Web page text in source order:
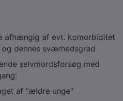
afhængig af evt. komorbiditet
dennes sværhedsgrad
selvmordsforsøg med
af "ældre unge"